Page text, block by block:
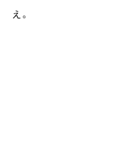
ぇ。